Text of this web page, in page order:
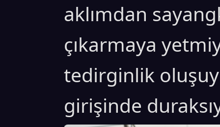
aklımdan
çıkarmaya
tedirginlik
girişinde